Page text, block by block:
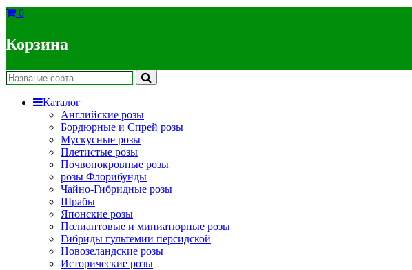
0
Корзина
Каталог
Английские розы
Бордюрные и Спрей розы
Мускусные розы
Плетистые розы
Почвопокровные розы
розы Флорибунды
Чайно-Гибридные розы
Шрабы
Японские розы
Полиантовые и миниатюрные розы
Гибриды гультемии персидской
Новозеландские розы
Исторические розы